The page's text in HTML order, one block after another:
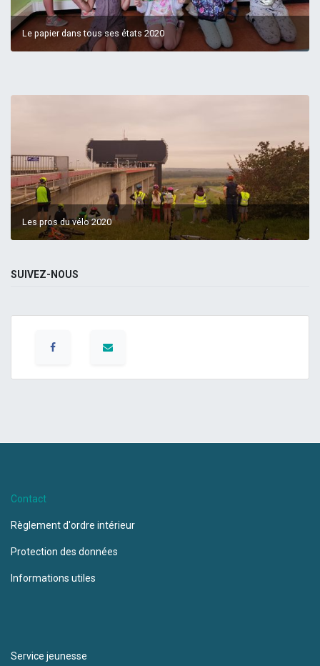
Le papier dans tous ses états 2020
Les pros du vélo 2020
SUIVEZ-NOUS
Contact
Règlement d'ordre intérieur
Protection des données
Informations utiles
Service jeunesse